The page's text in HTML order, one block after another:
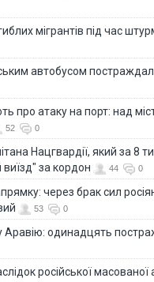
мігрантів під час
автобусом
про атаку на порт: над
52 0
Нацгвардії, який за 8
за кордон
44 0
через брак сил
53 0
Аравію: одинадцять
російської масованої